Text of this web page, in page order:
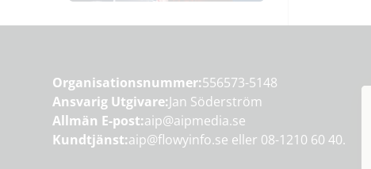
Organisationsnummer:556573-5148
Ansvarig Utgivare:Jan Söderström
Allmän E-post:aip@aipmedia.se
Kundtjänst:aip@flowyinfo.se eller 08-1210 60 40.